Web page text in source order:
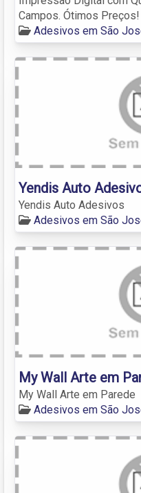
Campos. Ótimos Preços!
Adesivos em São
Yendis Auto
Yendis Auto Adesivos
Adesivos em São
My Wall Arte em
My Wall Arte em Parede
Adesivos em São